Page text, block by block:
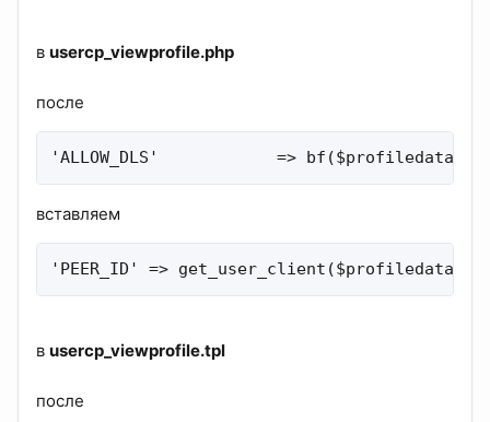
в usercp_viewprofile.php
после
'ALLOW_DLS'            =>
вставляем
'PEER_ID' =>
в usercp_viewprofile.tpl
после